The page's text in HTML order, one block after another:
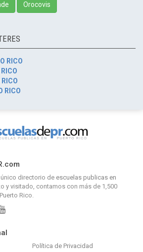
Orocovis
RICO
RICO
único directorio de escuelas publicas en
y visitado, contamos con más de 1,500
Rico.
Política de Privacidad